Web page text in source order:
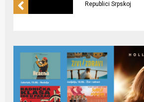
Republici Srpskoj